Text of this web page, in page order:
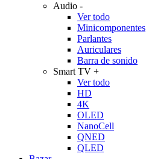
Audio -
Ver todo
Minicomponentes
Parlantes
Auriculares
Barra de sonido
Smart TV +
Ver todo
HD
4K
OLED
NanoCell
QNED
QLED